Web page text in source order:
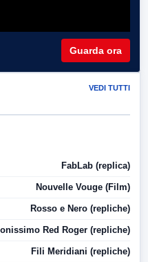
Guarda ora
VEDI TUTTI
FabLab (replica)
Nouvelle Vouge (Film)
Rosso e Nero (repliche)
Red Roger (repliche)
Fili Meridiani (repliche)